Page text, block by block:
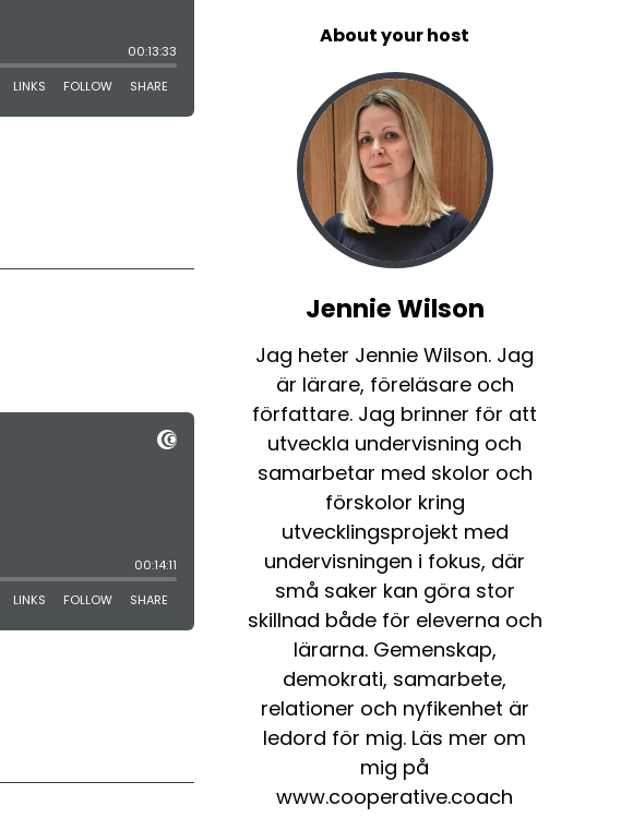
About your host
Jennie Wilson
Jag heter Jennie Wilson. Jag
är lärare, föreläsare och
författare. Jag brinner för att
utveckla undervisning och
samarbetar med skolor och
förskolor kring
utvecklingsprojekt med
undervisningen i fokus, där
små saker kan göra stor
skillnad både för eleverna och
lärarna. Gemenskap,
demokrati, samarbete,
relationer och nyfikenhet är
ledord för mig. Läs mer om
mig på
www.cooperative.coach